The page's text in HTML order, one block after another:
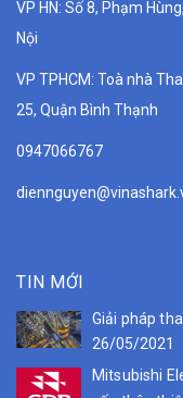
VP HN: Số 8, Phạm
Nội
VP TPHCM: Toà nhà
25, Quận Bình Thạnh
0947066767
TIN MỚI
Giải pháp
26/05/2021
Mitsubishi